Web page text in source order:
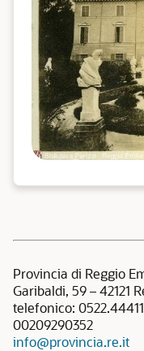
Provincia di Reggio
Garibaldi, 59 – 42121
telefonico:
00209290352
info@provincia.re.it